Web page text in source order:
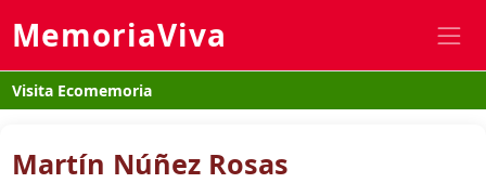
MemoriaViva
Visita Ecomemoria
Martín Núñez Rosas